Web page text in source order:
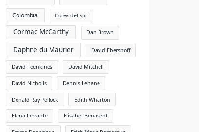
Colombia Corea del sur
Cormac McCarthy Dan Brown
Daphne du Maurier David Ebershoff
David Foenkinos David Mitchell
David Nicholls Dennis Lehane
Donald Ray Pollock Edith Wharton
Elena Ferrante Elísabet Benavent